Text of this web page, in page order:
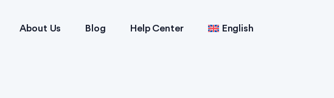
About Us Blog Help Center English